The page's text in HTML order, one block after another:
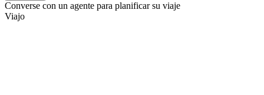
Converse con un agente para planificar su viaje
Viajo